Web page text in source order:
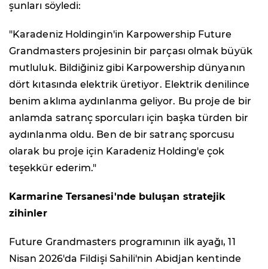
şunları söyledi:
"Karadeniz Holdingin'in Karpowership Future
Grandmasters projesinin bir parçası olmak büyük
mutluluk. Bildiğiniz gibi Karpowership dünyanın
dört kıtasında elektrik üretiyor. Elektrik denilince
benim aklıma aydınlanma geliyor. Bu proje de bir
anlamda satranç sporcuları için başka türden bir
aydınlanma oldu. Ben de bir satranç sporcusu
olarak bu proje için Karadeniz Holding'e çok
teşekkür ederim."
Karmarine Tersanesi'nde buluşan stratejik
zihinler
Future Grandmasters programının ilk ayağı, 11
Nisan 2026'da Fildişi Sahili'nin Abidjan kentinde